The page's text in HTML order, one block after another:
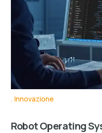
Innovazione
Robot Operating